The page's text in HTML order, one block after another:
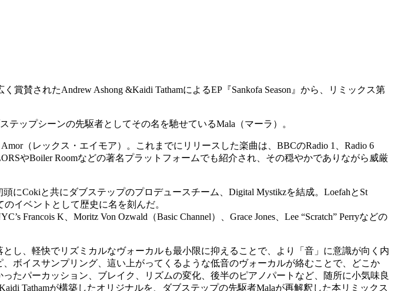
賛されたAndrew Ashong &Kaidi TathamによるEP『Sankofa Season』から、リミックス第
ップシーンの先駆者としてその名を馳せているMala（マーラ）。
（レックス・エイモア）。これまでにリリースした楽曲は、BBCのRadio 1、Radio 6
やBoiler Roomなどの著名プラットフォームでも紹介され、その穏やかでありながら威厳
にCokiと共にダブステップのプロデュースチーム、Digital Mystikzを結成。LoefahとSt
イベントとして歴史に名を刻んだ。
K、Moritz Von Ozwald（Basic Channel）、Grace Jones、Lee “Scratch” Perryなどの
し、軽快でリズミカルなヴォーカルも最小限に抑えることで、より「音」に意識が向く内
ボイスサンプリング、這い上がってくるような低音のヴォーカルが絡むことで、どこか
たパーカッション、ブレイク、リズムの変化、後半のピアノパートなど、随所に小気味良
Tathamが構築したオリジナルを、ダブステップの先駆者Malaが再解釈した本リミックス